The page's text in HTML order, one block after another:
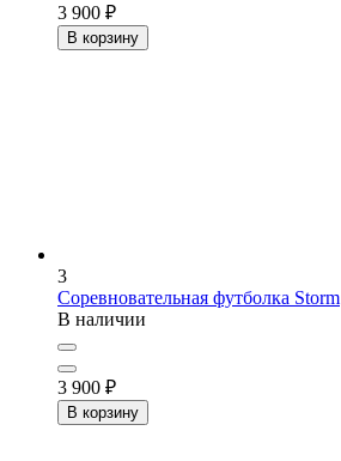
3 900 ₽
В корзину
3
Соревновательная футболка Storm
В наличии
3 900 ₽
В корзину